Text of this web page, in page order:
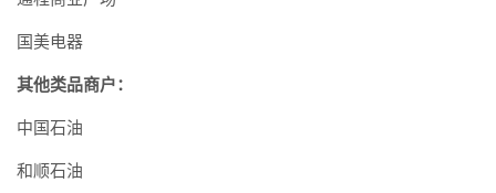
国美电器
其他类品商户：
中国石油
和顺石油